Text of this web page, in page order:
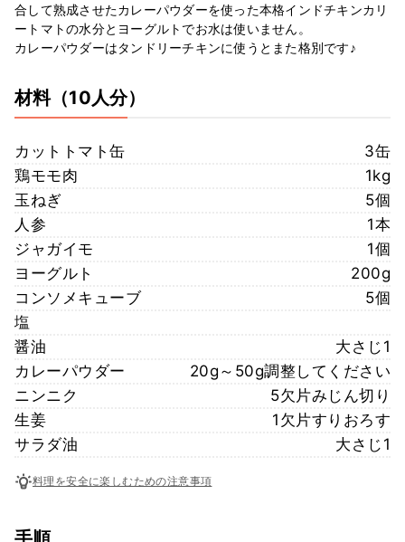
合して熟成させたカレーパウダーを使った本格インドチキンカリ
ートマトの水分とヨーグルトでお水は使いません。
カレーパウダーはタンドリーチキンに使うとまた格別です♪
材料（10人分）
カットトマト缶
3缶
鶏モモ肉
1kg
玉ねぎ
5個
人参
1本
ジャガイモ
1個
ヨーグルト
200g
コンソメキューブ
5個
塩
醤油
大さじ1
カレーパウダー
20g～50g調整してください
ニンニク
5欠片みじん切り
生姜
1欠片すりおろす
サラダ油
大さじ1
料理を安全に楽しむための注意事項